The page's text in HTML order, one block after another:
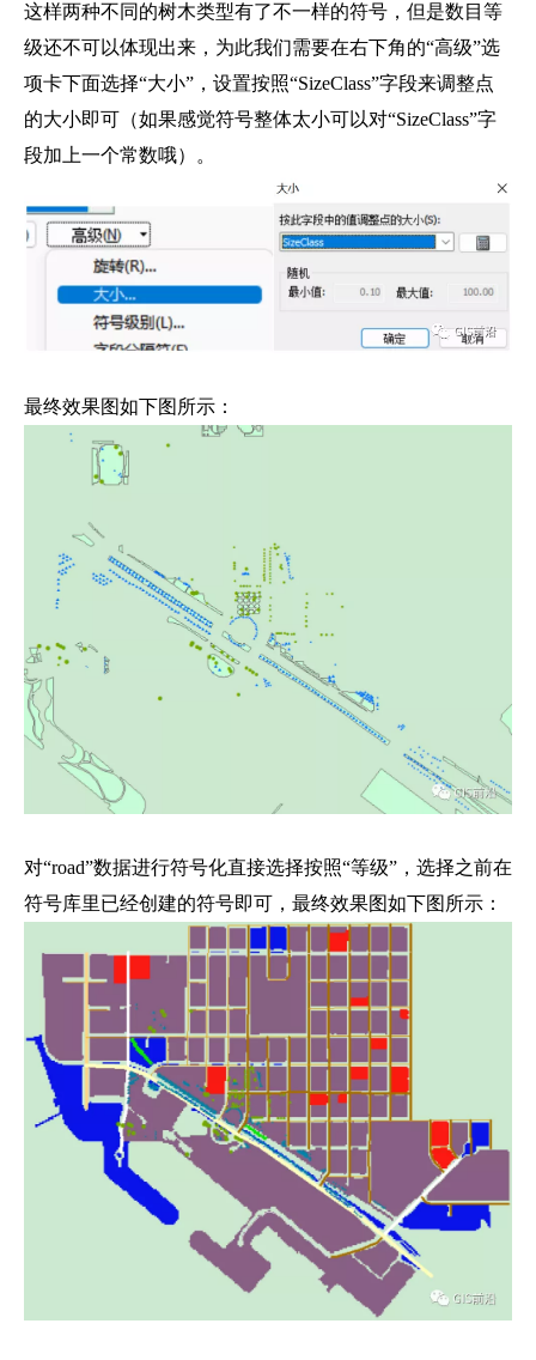
这样两种不同的树木类型有了不一样的符号，但是数目等
级还不可以体现出来，为此我们需要在右下角的“高级”选
项卡下面选择“大小”，设置按照“SizeClass”字段来调整点
的大小即可（如果感觉符号整体太小可以对“SizeClass”字
段加上一个常数哦）。
最终效果图如下图所示：
对“road”数据进行符号化直接选择按照“等级”，选择之前在
符号库里已经创建的符号即可，最终效果图如下图所示：